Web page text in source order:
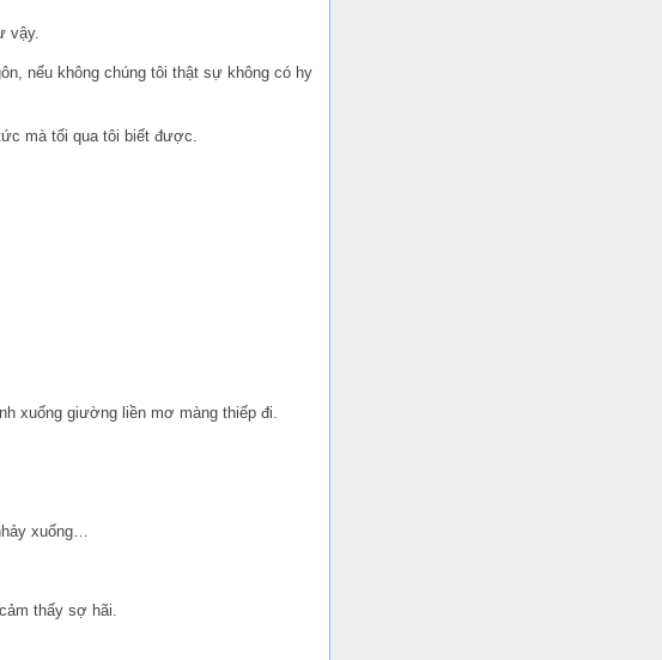
vậy.
nếu không chúng tôi thật sự không có hy
mà tối qua tôi biết được.
xuống giường liền mơ màng thiếp đi.
xuống…
thấy sợ hãi.